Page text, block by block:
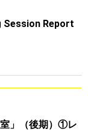
Session Report
室」（後期）①レ